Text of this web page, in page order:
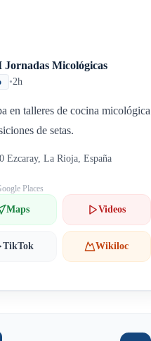
Micológicas
•2h
en talleres de cocina micológica
de setas.
Ezcaray, La Rioja, España
Places
Maps Videos
TikTok Wikiloc